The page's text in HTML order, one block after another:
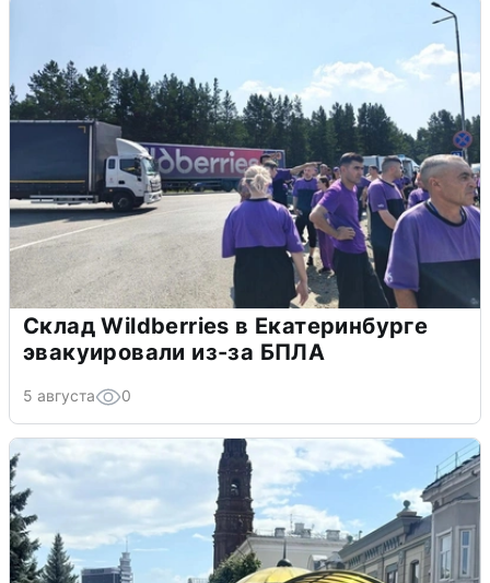
Склад Wildberries в Екатеринбурге
эвакуировали из-за БПЛА
5 августа 0